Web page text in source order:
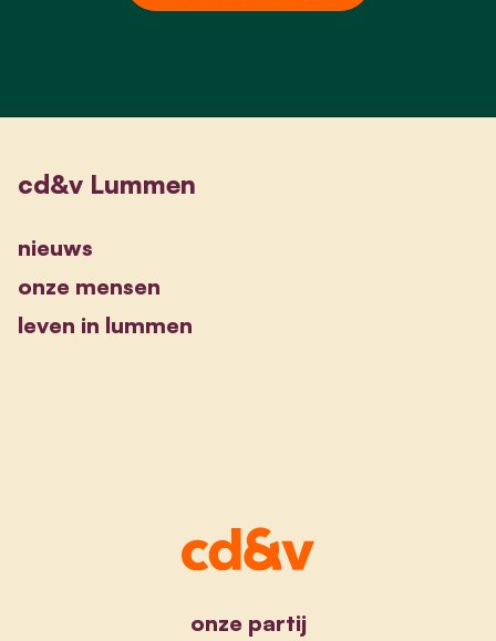
cd&v Lummen
nieuws
onze mensen
leven in lummen
onze partij